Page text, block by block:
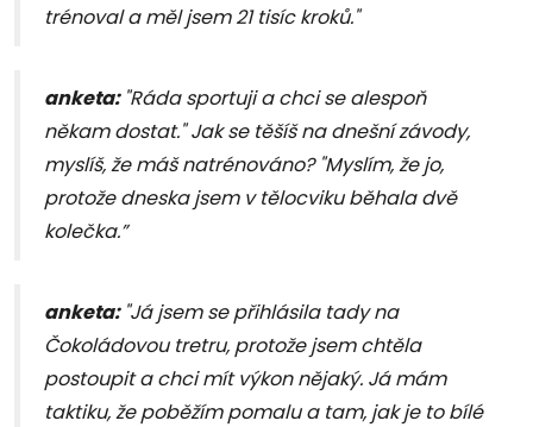
trénoval a měl jsem 21 tisíc kroků."
anketa: "Ráda sportuji a chci se alespoň
někam dostat." Jak se těšíš na dnešní závody,
myslíš, že máš natrénováno? "Myslím, že jo,
protože dneska jsem v tělocviku běhala dvě
kolečka.”
anketa: "Já jsem se přihlásila tady na
Čokoládovou tretru, protože jsem chtěla
postoupit a chci mít výkon nějaký. Já mám
taktiku, že poběžím pomalu a tam, jak je to bílé